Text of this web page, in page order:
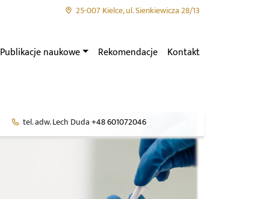
25-007 Kielce, ul. Sienkiewicza 28/13
Publikacje naukowe Rekomendacje Kontakt
tel. adw. Lech Duda+48 601072046